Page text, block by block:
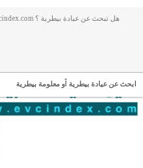
هل تبحث عن عيادة بيطرية ؟ contact@evcindex.com
ابحث عن عيادة بيطرية أو معلومة بيطرية